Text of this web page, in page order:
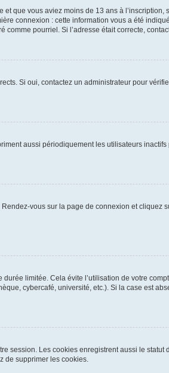
que vous aviez moins de 13 ans à
connexion : cette information vous a été
pourriel. Si l’adresse était correcte,
Si oui, contactez un administrateur pour
aussi périodiquement les utilisateurs
vous sur la page de connexion et cliquez
limitée. Cela évite l’utilisation de votre
cybercafé, université, etc.). Si la case est
session. Les cookies enregistrent aussi le
de supprimer les cookies.